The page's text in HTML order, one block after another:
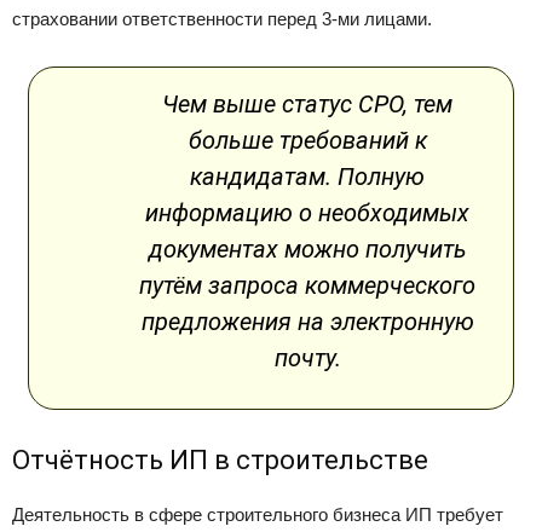
страховании ответственности перед 3-ми лицами.
Чем выше статус СРО, тем
больше требований к
кандидатам. Полную
информацию о необходимых
документах можно получить
путём запроса коммерческого
предложения на электронную
почту.
Отчётность ИП в строительстве
Деятельность в сфере строительного бизнеса ИП требует